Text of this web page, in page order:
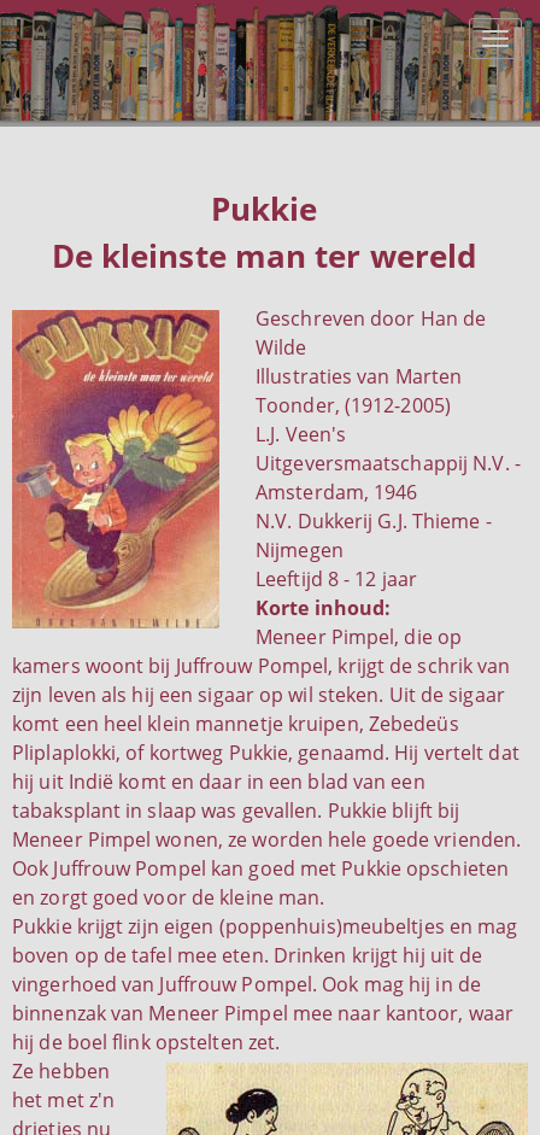
Pukkie
De kleinste man ter wereld
Geschreven door Han de
Wilde
Illustraties van Marten
Toonder, (1912-2005)
L.J. Veen's
Uitgeversmaatschappij N.V. -
Amsterdam, 1946
N.V. Dukkerij G.J. Thieme -
Nijmegen
Leeftijd 8 - 12 jaar
Korte inhoud:
Meneer Pimpel, die op
kamers woont bij Juffrouw Pompel, krijgt de schrik van
zijn leven als hij een sigaar op wil steken. Uit de sigaar
komt een heel klein mannetje kruipen, Zebedeüs
Pliplaplokki, of kortweg Pukkie, genaamd. Hij vertelt dat
hij uit Indië komt en daar in een blad van een
tabaksplant in slaap was gevallen. Pukkie blijft bij
Meneer Pimpel wonen, ze worden hele goede vrienden.
Ook Juffrouw Pompel kan goed met Pukkie opschieten
en zorgt goed voor de kleine man.
Pukkie krijgt zijn eigen (poppenhuis)meubeltjes en mag
boven op de tafel mee eten. Drinken krijgt hij uit de
vingerhoed van Juffrouw Pompel. Ook mag hij in de
binnenzak van Meneer Pimpel mee naar kantoor, waar
hij de boel flink opstelten zet.
Ze hebben
het met z'n
drietjes nu